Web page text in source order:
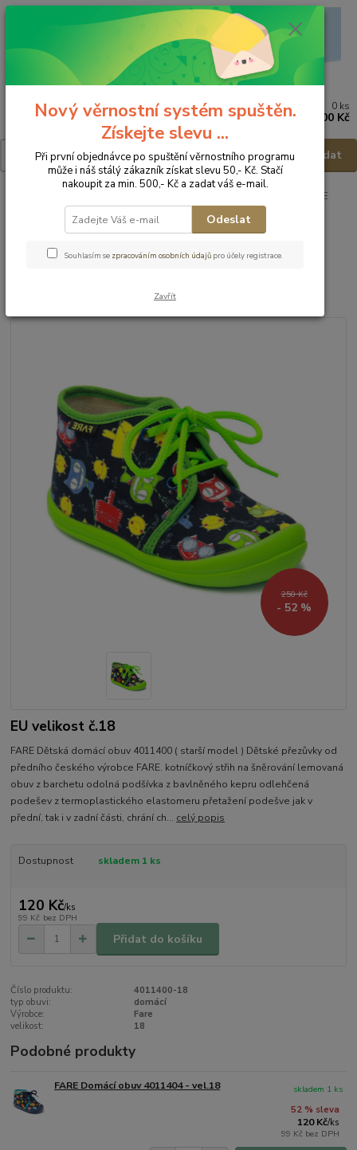
Menu
Hledat
0 ks
0,00 Kč
FARE
Domácí obuv 4011400 - vel.18
FARE Domácí obuv 4011400 -
250 Kč
- 52 %
EU velikost č.18
FARE Dětská domácí obuv 4011400 ( starší model ) Dětské přezůvky od
předního českého výrobce FARE. kotníčkový střih na šněrování lemovaná
obuv z barchetu odolná podšívka z bavlněného kepru odlehčená
podešev z termoplastického elastomeru přetažení podešve jak v
přední, tak i v zadní části, chrání ch... celý popis
Dostupnost skladem 1 ks
120 Kč/ks
99 Kč bez DPH
Přidat do košíku
Číslo produktu:
4011400-18
typ obuvi:
domácí
Výrobce:
Fare
velikost:
18
Podobné produkty
FARE Domácí obuv 4011404 - vel.18
52 % sleva
120 Kč/ks
99 Kč bez DPH
skladem 1 ks
Nový věrnostní systém spuštěn.
Získejte slevu ...
Při první objednávce po spuštění věrnostního programu
může i náš stálý zákazník získat slevu 50,- Kč. Stačí
nakoupit za min. 500,- Kč a zadat váš e-mail.
Odeslat
Souhlasím se zpracováním osobních údajů pro účely registrace.
Zavřít